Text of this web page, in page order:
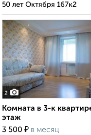
50 лет Октября 167к2
2
Комната в 3-к
этаж
3 500 ₽ в месяц